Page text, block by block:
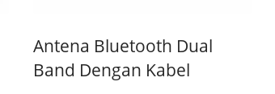
Antena Bluetooth Dual
Band Dengan Kabel